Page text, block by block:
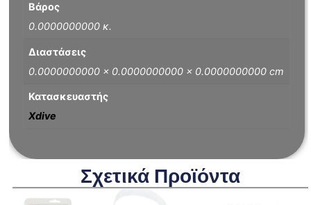
Βάρος
0.0000000000 κ.
Διαστάσεις
0.0000000000 × 0.0000000000 × 0.0000000000 cm
Κατασκευαστής
Xdive
Σχετικά Προϊόντα